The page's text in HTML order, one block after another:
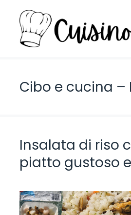
contenuto
Cibo e cucina
Insalata di riso
piatto gustoso